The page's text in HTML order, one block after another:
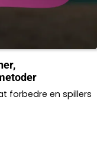
forbedre en spillers